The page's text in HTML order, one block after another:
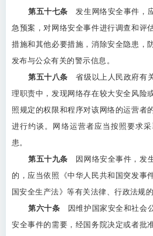
第五十七条 发生网络安全事件，
急预案，对网络安全事件进行调查和评
措施和其他必要措施，消除安全隐患，
发布与公众有关的警示信息。
第五十八条 省级以上人民政府有
理职责中，发现网络存在较大安全风险
照规定的权限和程序对该网络的运营者
进行约谈。网络运营者应当按照要求
患。
第五十九条 因网络安全事件，发
的，应当依照《中华人民共和国突发事
国安全生产法》等有关法律、行政法规的
第六十条 因维护国家安全和社会
安全事件的需要，经国务院决定或者批